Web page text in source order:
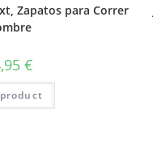
Zapatos para Correr
€